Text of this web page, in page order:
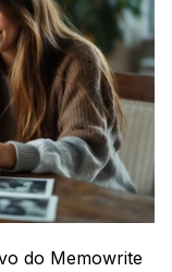
do Memowrite